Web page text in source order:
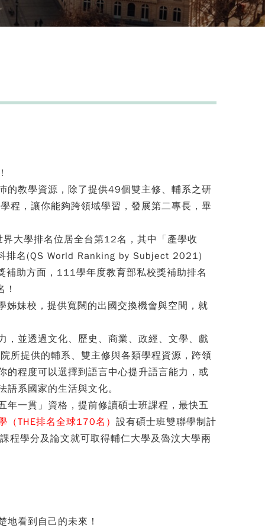
的教學資源，除了提供49個雙主修、輔系之研
程，讓你能夠跨領域學習，發展第二專長，畢
大學排名位居全台第12名，其中「產學收
排名(QS World Ranking by Subject 2021)
補助方面，111學年度教育部私校獎補助排名
妹校，提供寬闊的出國交換機會與空間，就
，並透過文化、歷史、商業、政經、文學、戲
所提供的輔系、雙主修與各類學程資源，跨領
的程度可以選擇到語言中心提升語言能力，或
系國家的生活與文化。
年一貫」資格，提前修讀碩士班課程，最快五
（THE排名全球170名） 設有碩士班雙聯學制計
程學分及論文就可取得輔仁大學及魯汶大學兩
地看到自己的未來！